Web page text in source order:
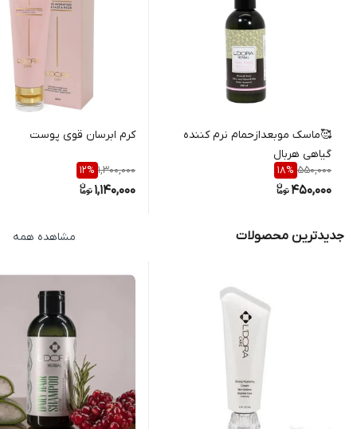
🥰ماسک موبعدازحمام نرم کننده
گیاهی هربال
550,000
18%
450,000
کرم ابرسان قوی پوست
1,300,000
12%
1,140,000
جدیدترین محصولات مشاهده همه